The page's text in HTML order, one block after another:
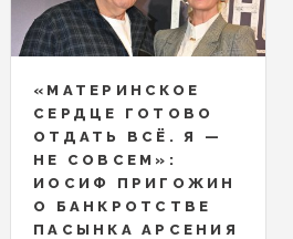
«МАТЕРИНСКОЕ
СЕРДЦЕ ГОТОВО
ОТДАТЬ ВСЁ. Я —
НЕ СОВСЕМ»:
ИОСИФ ПРИГОЖИН
О БАНКРОТСТВЕ
ПАСЫНКА АРСЕНИЯ